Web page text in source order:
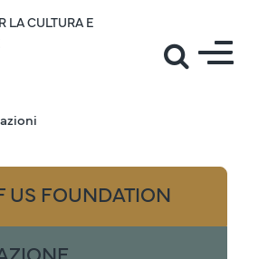
LA CULTURA E
US FOUNDATION